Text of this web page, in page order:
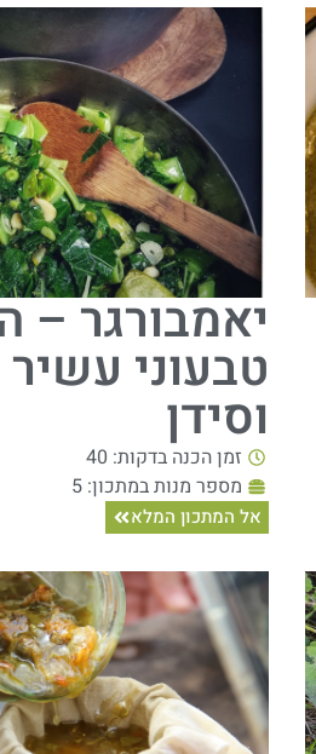
יאמבורגר –
טבעוני
וסידן
זמן הכנה בדקות: 40
מספר מנות במתכון: 5
אל המתכון המלא